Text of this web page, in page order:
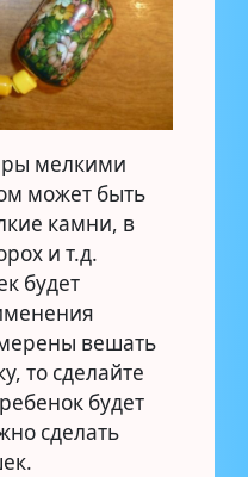
мелкими
может быть
камни, в
и т.д.
будет
вешать
то сделайте
будет
сделать